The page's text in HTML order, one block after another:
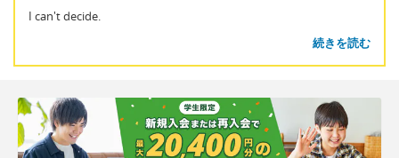
I can't decide.
続きを読む